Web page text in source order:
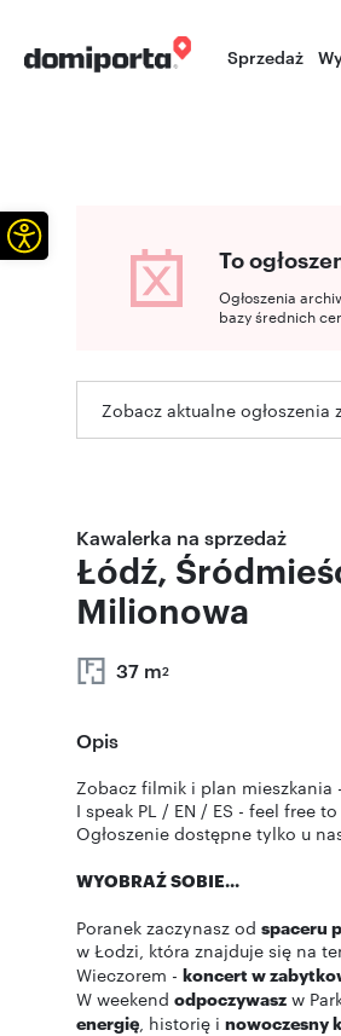
Sprzedaż
To
Ogłoszenia
bazy średnich
Zobacz aktualne ogłoszenia
Kawalerka na sprzedaż
Łódź,
Milionowa
37 m2
Opis
Zobacz filmik i plan mieszkania
I speak PL / EN / ES - feel free
Ogłoszenie dostępne tylko u
WYOBRAŹ SOBIE...
Poranek zaczynasz od spaceru
w Łodzi, która znajduje się na
Wieczorem - koncert w
W weekend odpoczywasz w
energię, historię i nowoczesny
Otwórz pasek narzędzi